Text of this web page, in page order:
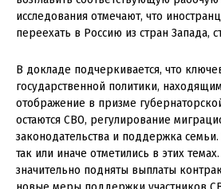
исследования отмечают, что
переехать в Россию из стран Запада,
В докладе подчеркивается, что
государственной политики,
отображение в призме
остаются СВО, регулирование
законодательства и поддержка
так или иначе отметились в этих
значительно подняты выплаты